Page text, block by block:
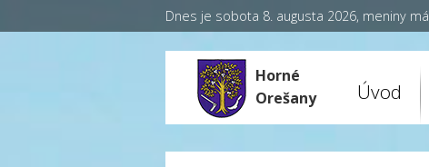
Dnes je sobota 8. augusta 2026, meniny má
Horné
Orešany
Úvod